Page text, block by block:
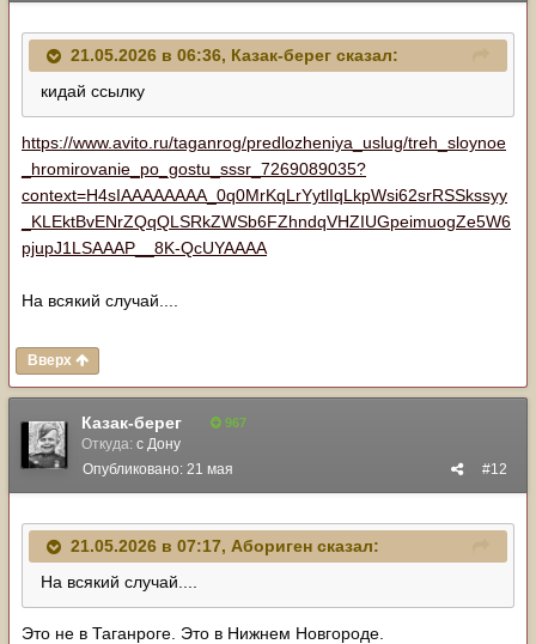
21.05.2026 в 06:36, Казак-берег сказал:
кидай ссылку
https://www.avito.ru/taganrog/predlozheniya_uslug/treh_sloynoe
_hromirovanie_po_gostu_sssr_7269089035?
context=H4sIAAAAAAAA_0q0MrKqLrYytlIqLkpWsi62srRSSkssyy
_KLEktBvENrZQqQLSRkZWSb6FZhndqVHZIUGpeimuogZe5W6
pjupJ1LSAAAP__8K-QcUYAAAA
На всякий случай....
Вверх
Казак-берег 967
Откуда: с Дону
#12
Опубликовано: 21 мая
21.05.2026 в 07:17, Абориген сказал:
На всякий случай....
Это не в Таганроге. Это в Нижнем Новгороде.